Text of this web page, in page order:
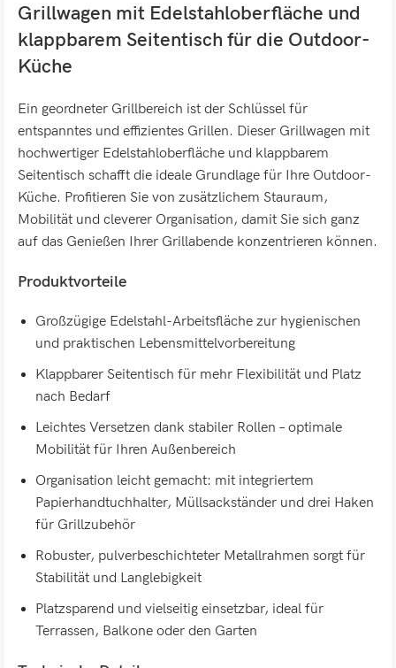
Grillwagen mit Edelstahloberfläche und
klappbarem Seitentisch für die Outdoor-
Küche
Ein geordneter Grillbereich ist der Schlüssel für
entspanntes und effizientes Grillen. Dieser Grillwagen mit
hochwertiger Edelstahloberfläche und klappbarem
Seitentisch schafft die ideale Grundlage für Ihre Outdoor-
Küche. Profitieren Sie von zusätzlichem Stauraum,
Mobilität und cleverer Organisation, damit Sie sich ganz
auf das Genießen Ihrer Grillabende konzentrieren können.
Produktvorteile
Großzügige Edelstahl-Arbeitsfläche zur hygienischen
und praktischen Lebensmittelvorbereitung
Klappbarer Seitentisch für mehr Flexibilität und Platz
nach Bedarf
Leichtes Versetzen dank stabiler Rollen – optimale
Mobilität für Ihren Außenbereich
Organisation leicht gemacht: mit integriertem
Papierhandtuchhalter, Müllsackständer und drei Haken
für Grillzubehör
Robuster, pulverbeschichteter Metallrahmen sorgt für
Stabilität und Langlebigkeit
Platzsparend und vielseitig einsetzbar, ideal für
Terrassen, Balkone oder den Garten